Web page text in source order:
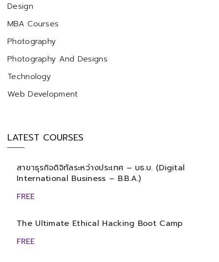
Design
MBA Courses
Photography
Photography And Designs
Technology
Web Development
LATEST COURSES
สาขาธุรกิจดิจิทัลระหว่างประเทศ – บธ.บ. (Digital
International Business – B.B.A.)
FREE
The Ultimate Ethical Hacking Boot Camp
FREE